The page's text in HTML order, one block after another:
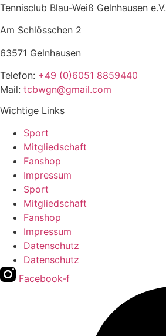
Tennisclub Blau-Weiß Gelnhausen e.V.
Am Schlösschen 2
63571 Gelnhausen
Telefon: +49 (0)6051 8859440
Mail: tcbwgn@gmail.com
Wichtige Links
Sport
Mitgliedschaft
Fanshop
Impressum
Sport
Mitgliedschaft
Fanshop
Impressum
Datenschutz
Datenschutz
Facebook-f